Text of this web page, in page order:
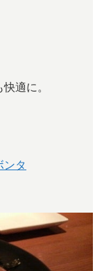
適に。
ンタ